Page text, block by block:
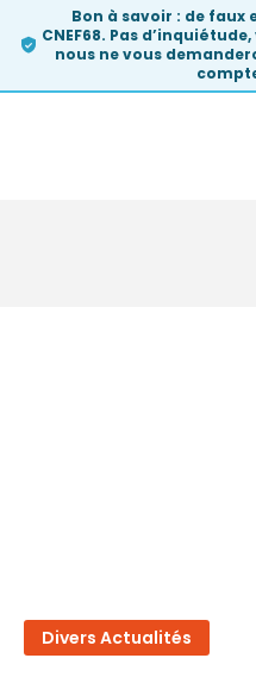
Divers Actualités
Bon à savoir : de faux
CNEF68. Pas
nous ne vous